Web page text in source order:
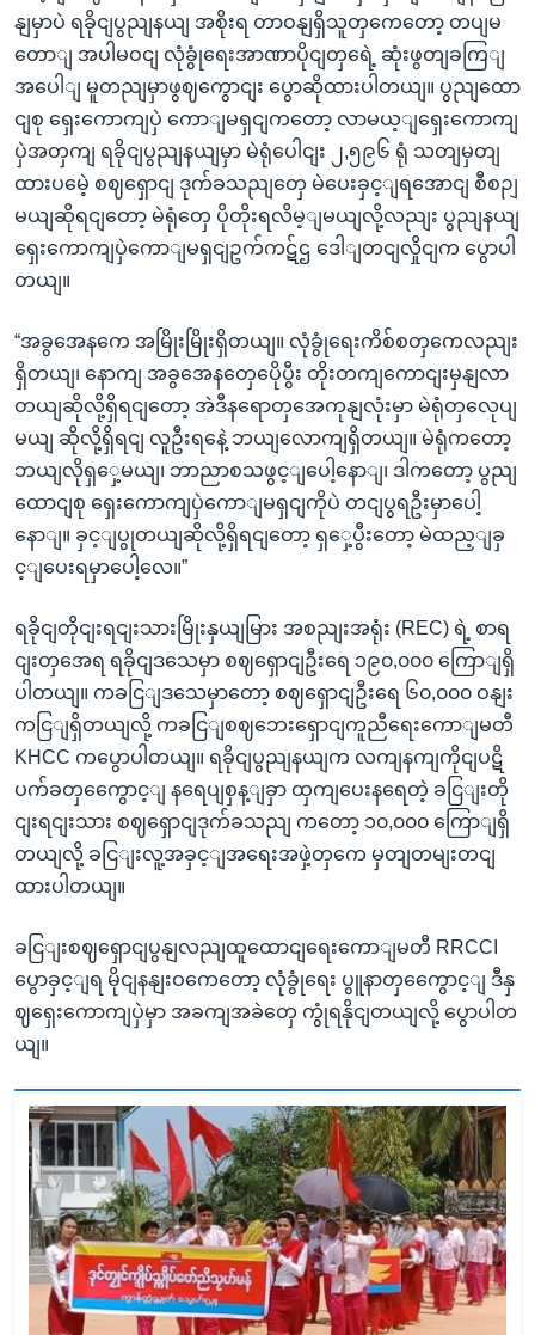
နျမှာပဲ ရခိုငျပွညျနယျ အစိုးရ တာဝနျရှိသူတှကေတော့ တပျမ
တောျ အပါမဝငျ လုံခွုံရေးအာဏာပိုငျတှရေဲ့ ဆုံးဖွတျခကြျ
အပေါျ မူတညျမှာဖွဈကွောငျး ပွောဆိုထားပါတယျ။ ပွညျထော
ငျစု ရှေးကောကျပှဲ ကောျမရှငျကတော့ လာမယ့ျရှေးကောကျ
ပှဲအတှကျ ရခိုငျပွညျနယျမှာ မဲရုံပေါငျး ၂,၅၉၆ ရုံ သတျမှတျ
ထားပမေဲ့ စဈရှောငျ ဒုက်ခသညျတှေ မဲပေးခှင့ျရအောငျ စီစဉျ
မယျဆိုရငျတော့ မဲရုံတှေ ပိုတိုးရလိမ့ျမယျလို့လညျး ပွညျနယျ
ရှေးကောကျပှဲကောျမရှငျဥက်ကဋ်ဌ ဒေါျတငျလှိုငျက ပွောပါ
တယျ။
“အခွအေနကေ အမြိုးမြိုးရှိတယျ။ လုံခွုံရေးကိစ်စတှကေလညျး
ရှိတယျ၊ နောကျ အခွအေနတှေပေိုပွီး တိုးတကျကောငျးမှနျလာ
တယျဆိုလို့ရှိရငျတော့ အဲဒီနရောတှအေကုနျလုံးမှာ မဲရုံတှလေုပျ
မယျ ဆိုလို့ရှိရငျ လူဦးရနေဲ့ ဘယျလောကျရှိတယျ။ မဲရုံကတော့
ဘယျလိုရှှေ့မယျ၊ ဘာညာစသဖွင့ျပေါ့နောျ၊ ဒါကတော့ ပွညျ
ထောငျစု ရှေးကောကျပှဲကောျမရှငျကိုပဲ တငျပွရဦးမှာပေါ့
နောျ။ ခှင့ျပွုတယျဆိုလို့ရှိရငျတော့ ရှှေ့ပွီးတော့ မဲထည့ျခှ
င့ျပေးရမှာပေါ့လေ။”
ရခိုငျတိုငျးရငျးသားမြိုးနှယျမြား အစညျးအရုံး (REC) ရဲ့ စာရ
ငျးတှအေရ ရခိုငျဒသေမှာ စဈရှောငျဦးရေ ၁၉၀,၀၀၀ ကြောျရှိ
ပါတယျ။ ကခငြျဒသေမှာတော့ စဈရှောငျဦးရေ ၆၀,၀၀၀ ဝနျး
ကငြျရှိတယျလို့ ကခငြျစဈဘေးရှောငျကူညီရေးကောျမတီ
KHCC ကပွောပါတယျ။ ရခိုငျပွညျနယျက လကျနကျကိုငျပဋိ
ပက်ခတှကွေောင့ျ နရေပျစှန့ျခှာ ထှကျပေးနရေတဲ့ ခငြျးတို
ငျးရငျးသား စဈရှောငျဒုက်ခသညျ ကတော့ ၁၀,၀၀၀ ကြောျရှိ
တယျလို့ ခငြျးလူ့အခှင့ျအရေးအဖှဲ့တှကေ မှတျတမျးတငျ
ထားပါတယျ။
ခငြျးစဈရှောငျပွနျလညျထူထောငျရေးကောျမတီ RRCCI
ပွောခှင့ျရ မိုငျနနျးဝကေတော့ လုံခွုံရေး ပွူနာတှကွေောင့ျ ဒီနှ
ဈရှေးကောကျပှဲမှာ အခကျအခဲတှေ ကွုံရနိုငျတယျလို့ ပွောပါတ
ယျ။